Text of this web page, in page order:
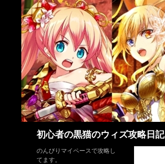
初心者の黒猫のウィズ攻略日記
のんびりマイペースで攻略し
てます。